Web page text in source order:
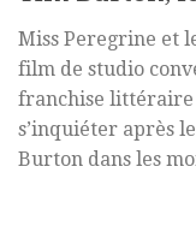
Miss Peregrine et
film de studio
franchise littéraire
s’inquiéter après
Burton dans les